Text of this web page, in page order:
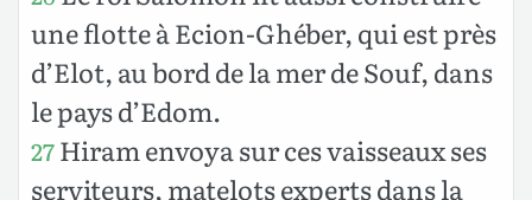
une flotte à Ecion-Ghéber, qui est près
d’Elot, au bord de la mer de Souf, dans
le pays d’Edom.
27Hiram envoya sur ces vaisseaux ses
serviteurs, matelots experts dans la